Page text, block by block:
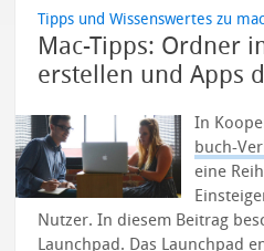
Tipps und Wissenswertes zu
Mac-Tipps: Ordner
erstellen und Apps
In
buch-
eine
Nutzer. In diesem Beitrag
Launchpad. Das Launchpad